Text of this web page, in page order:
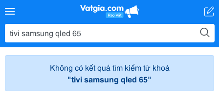
Không có kết quả tìm kiếm từ khoá
"tivi samsung qled 65"